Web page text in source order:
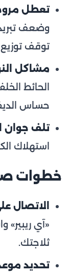
تعطل
وضعف
توقف توزيع
مشاكل
الحائط
حساس
تلف جوان
استهلاك
خطوات
الاتصال على
«آي
ثلاجتك.
تحديد موعد